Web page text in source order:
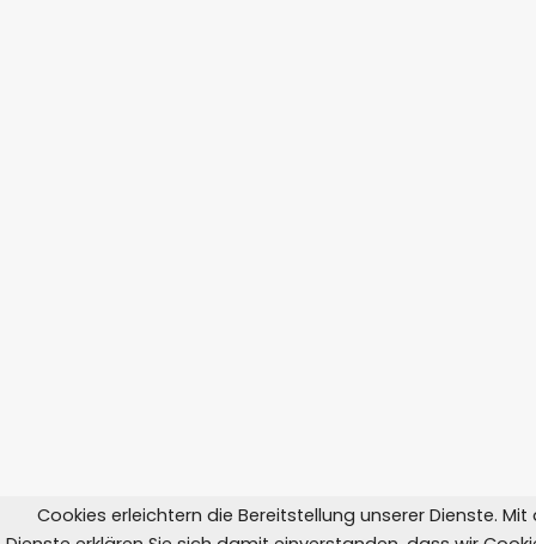
Cookies erleichtern die Bereitstellung unserer Dienste. Mit